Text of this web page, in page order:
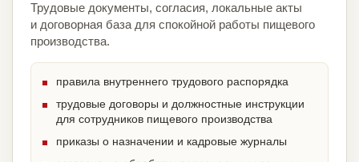
Трудовые документы, согласия, локальные акты
и договорная база для спокойной работы пищевого
производства.
правила внутреннего трудового распорядка
трудовые договоры и должностные инструкции
для сотрудников пищевого производства
приказы о назначении и кадровые журналы